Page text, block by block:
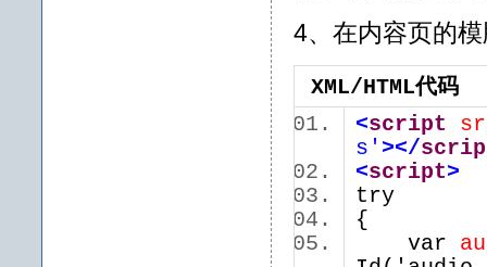
4、在内容页的
XML/HTML代码
<script
s' ></
<script>
try
{
var